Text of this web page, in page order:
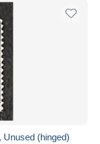
Unused (hinged)